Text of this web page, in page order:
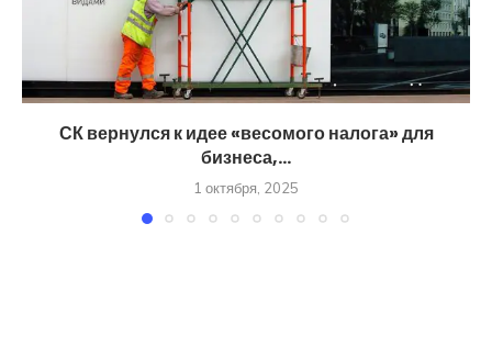
СК вернулся к идее «весомого налога» для
бизнеса,...
1 октября, 2025